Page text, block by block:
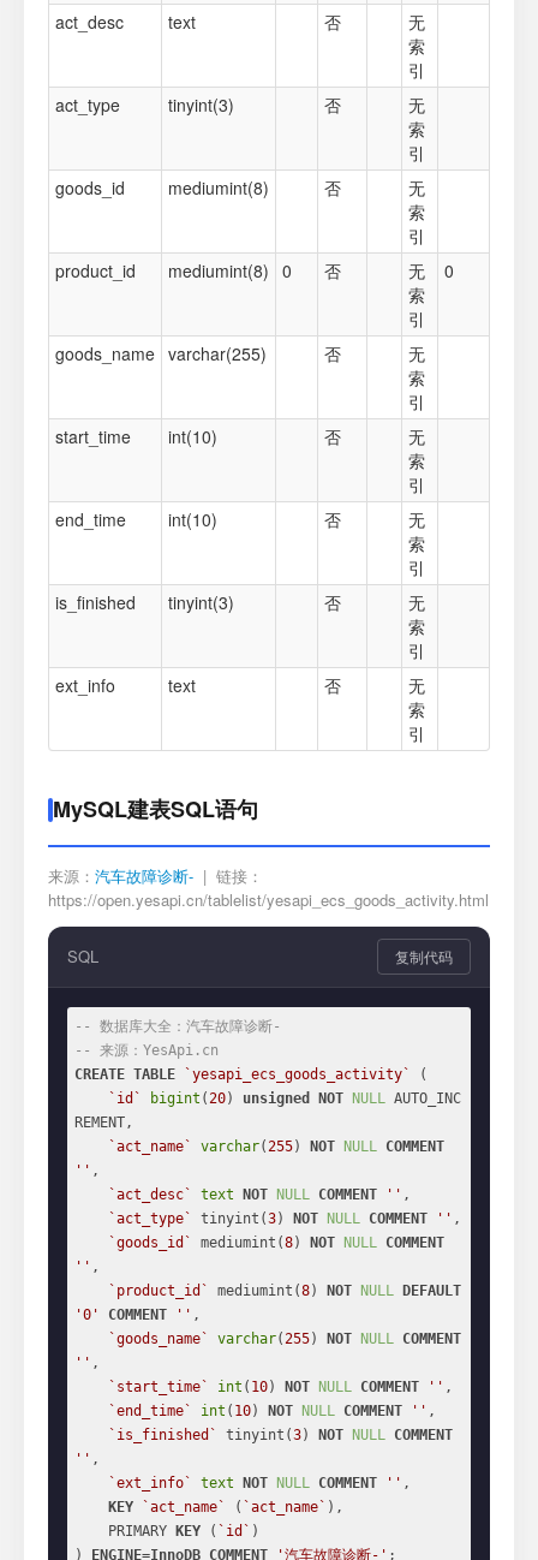
act_desc
text 否
无
索
引
act_type
tinyint(3) 否
无
索
引
goods_id
mediumint(8) 否
无
索
引
product_id
mediumint(8) 0 否
无
索
引
0
goods_name varchar(255) 否
无
索
引
start_time
int(10) 否
无
索
引
end_time
int(10) 否
无
索
引
is_finished
tinyint(3) 否
无
索
引
ext_info
text 否
无
索
引
MySQL建表SQL语句
来源： 汽车故障诊断- | 链接：
https://open.yesapi.cn/tablelist/yesapi_ecs_goods_activity.html
SQL 复制代码
-- 数据库大全：汽车故障诊断-
-- 来源：YesApi.cn
CREATE TABLE `yesapi_ecs_goods_activity`
(
`id`
bigint (20) unsigned NOT NULL AUTO_INC
REMENT,
`act_name`
varchar(255) NOT NULL COMMENT
'' ,
`act_desc`
text NOT NULL COMMENT '' ,
`act_type`
tinyint(3) NOT NULL COMMENT '' ,
`goods_id`
mediumint(8) NOT NULL COMMENT
'' ,
`product_id`
mediumint(8) NOT NULL
DEFAULT
'0'
COMMENT '' ,
`goods_name`
varchar(255) NOT NULL COMMENT
'' ,
`start_time`
int ( 10) NOT NULL COMMENT '' ,
`end_time`
int ( 10) NOT NULL COMMENT '' ,
`is_finished`
tinyint(3) NOT NULL COMMENT
'' ,
`ext_info`
text NOT NULL COMMENT '' ,
KEY
`act_name` ( `act_name` ),
    PRIMARY
KEY ( `id` )
)
ENGINE=InnoDB COMMENT '汽车故障诊断-' ;